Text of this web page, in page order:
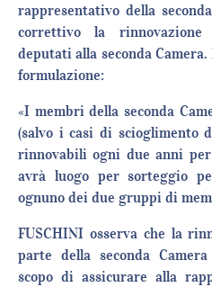
rappresentativo della
correttivo la
deputati alla seconda
formulazione:
«I membri della seconda
(salvo i casi di scioglimento
rinnovabili ogni due anni
avrà luogo per sorteggio
ognuno dei due gruppi di
FUSCHINI osserva che la
parte della seconda
scopo di assicurare alla